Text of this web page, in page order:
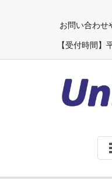
お問い合わ
【受付時間】